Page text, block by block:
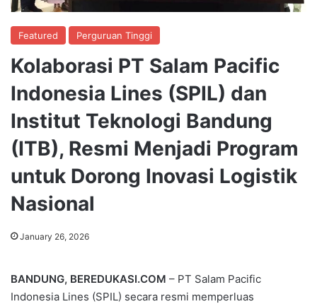
Featured Perguruan Tinggi
Kolaborasi PT Salam Pacific
Indonesia Lines (SPIL) dan
Institut Teknologi Bandung
(ITB), Resmi Menjadi Program
untuk Dorong Inovasi Logistik
Nasional
January 26, 2026
BANDUNG, BEREDUKASI.COM – PT Salam Pacific
Indonesia Lines (SPIL) secara resmi memperluas